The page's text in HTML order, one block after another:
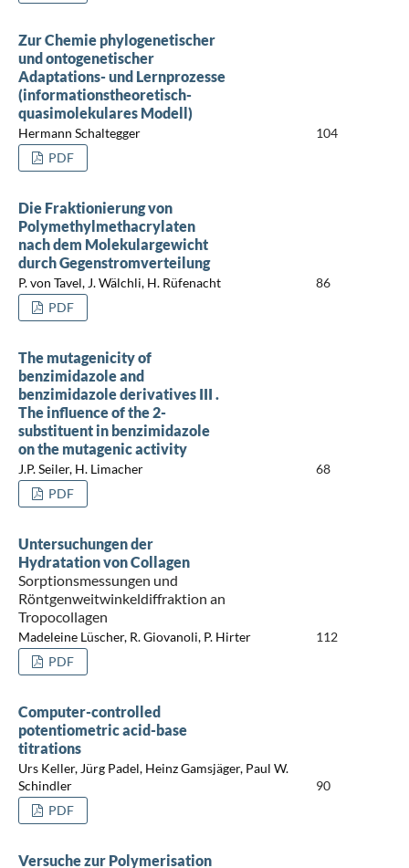
Zur Chemie phylogenetischer
und ontogenetischer
Adaptations- und Lernprozesse
(informationstheoretisch-
quasimolekulares Modell)
Hermann Schaltegger
104
PDF
Die Fraktionierung von
Polymethylmethacrylaten
nach dem Molekulargewicht
durch Gegenstromverteilung
P. von Tavel, J. Wälchli, H. Rüfenacht
86
PDF
The mutagenicity of
benzimidazole and
benzimidazole derivatives III .
The influence of the 2-
substituent in benzimidazole
on the mutagenic activity
J.P. Seiler, H. Limacher
68
PDF
Untersuchungen der
Hydratation von Collagen
Sorptionsmessungen und
Röntgenweitwinkeldiffraktion an
Tropocollagen
Madeleine Lüscher, R. Giovanoli, P. Hirter
112
PDF
Computer-controlled
potentiometric acid-base
titrations
Urs Keller, Jürg Padel, Heinz Gamsjäger, Paul W.
Schindler
90
PDF
Versuche zur Polymerisation